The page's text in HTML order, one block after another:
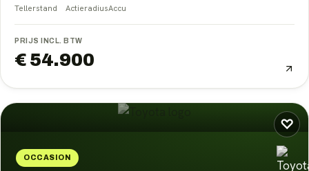
Tellerstand ActieradiusAccu
PRIJS INCL. BTW
€ 54.900
♡
OCCASION